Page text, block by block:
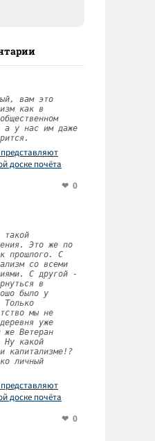
вам это
как в
а у нас им даже
доске почёта
0
такой
Это же по
прошлого. С
со всеми
С другой -
в
было у
мы не
уже
же Ветеран
Ну какой
капитализме!?
личный
доске почёта
0